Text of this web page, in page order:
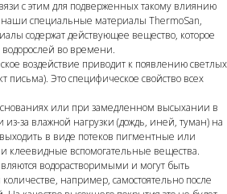
с этим для подверженных такому влиянию
специальные материалы ThermoSan,
содержат действующее вещество, которое
водорослей во времени.
воздействие приводит к появлению светлых
письма). Это специфическое свойство всех
или при замедленном высыхании в
за влажной нагрузки (дождь, иней, туман) на
в виде потеков пигментные или
клеевидные вспомогательные вещества.
водорастворимыми и могут быть
например, самостоятельно после